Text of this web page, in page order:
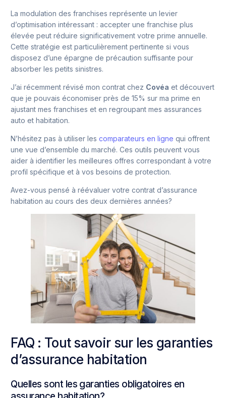
La modulation des franchises représente un levier
d’optimisation intéressant : accepter une franchise plus
élevée peut réduire significativement votre prime annuelle.
Cette stratégie est particulièrement pertinente si vous
disposez d’une épargne de précaution suffisante pour
absorber les petits sinistres.
J’ai récemment révisé mon contrat chez Covéa et découvert
que je pouvais économiser près de 15% sur ma prime en
ajustant mes franchises et en regroupant mes assurances
auto et habitation.
N’hésitez pas à utiliser lescomparateurs en ligne qui offrent
une vue d’ensemble du marché. Ces outils peuvent vous
aider à identifier les meilleures offres correspondant à votre
profil spécifique et à vos besoins de protection.
Avez-vous pensé à réévaluer votre contrat d’assurance
habitation au cours des deux dernières années?
FAQ : Tout savoir sur les garanties
d’assurance habitation
Quelles sont les garanties obligatoires en